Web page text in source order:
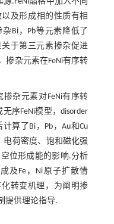
及形成相的性质有相
Bi，Pb等元素降低了
于第三元素掺杂促进
掺杂元素在FeNi有序转
杂元素对FeNi有序转
无序FeNi模型，disorder
算了Bi，Pb，Au和Cu
电荷密度、饱和磁化强
位形成能的影响.分析
及Fe，Ni原子扩散情
转变机理，为阐明掺
提供理论指导.